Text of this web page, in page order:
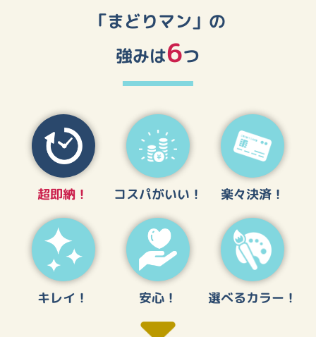
「まどりマン」の
強みは6つ
超即納！ コスパがいい！ 楽々決済！
キレイ！ 安心！ 選べるカラー！